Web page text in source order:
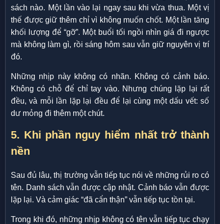
sách nào. Một lần vào lại ngay sau khi vừa thua. Một vị
thế được giữ thêm chỉ vì không muốn chốt. Một lần tăng
khối lượng để “gỡ”. Một buổi tối ngồi nhìn giá đi ngược
mà không làm gì, rồi sáng hôm sau vẫn giữ nguyên vị trí
đó.
Những nhịp này không có nhãn. Không có cảnh báo.
Không có chỗ để chỉ tay vào. Nhưng chúng lặp lại rất
đều, và mỗi lần lặp lại đều để lại cùng một dấu vết: số
dư mỏng đi thêm một chút.
5. Khi phần nguy hiểm nhất trở thành
nền
Sau đủ lâu, thị trường vẫn tiếp tục nói về những rủi ro có
tên. Danh sách vẫn được cập nhật. Cảnh báo vẫn được
lặp lại. Và cảm giác “đã cẩn thận” vẫn tiếp tục tồn tại.
Trong khi đó, những nhịp không có tên vẫn tiếp tục chạy